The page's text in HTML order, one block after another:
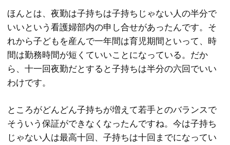
ほんとは、夜勤は子持ちは子持ちじゃない人の半分で
いいという看護婦部内の申し合せがあったんです。そ
れから子どもを産んで一年間は育児期間といって、時
間は勤務時間が短くていいことになっている。だか
ら、十一回夜勤だとすると子持ちは半分の六回でいい
わけです。
ところがどんどん子持ちが増えて若手とのバランスで
そういう保証ができなくなったんですね。今は子持ち
じゃない人は最高十回、子持ちは十回までになってい